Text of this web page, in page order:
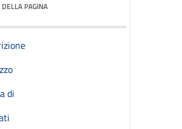
PAGINA
di